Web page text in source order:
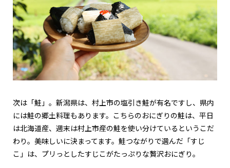
次は「鮭」。新潟県は、村上市の塩引き鮭が有名ですし、県内
には鮭の郷土料理もあります。こちらのおにぎりの鮭は、平日
は北海道産、週末は村上市産の鮭を使い分けているというこだ
わり。美味しいに決まってます。鮭つながりで選んだ「すじ
こ」は、プリっとしたすじこがたっぷりな贅沢おにぎり。